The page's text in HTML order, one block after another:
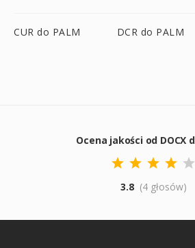
CUR do PALM DCR do PALM
Ocena jakości od DOCX
3.8 (4 głosów)